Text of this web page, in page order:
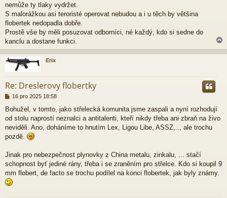
e
k
nemůže ty tlaky vydržet.
S malorážkou asi teroristé operovat nebudou a i u těch by většina
flobertek nedopadla dobře.
Prostě vše by měli posuzovat odborníci, né každý, kdo si sedne do
kanclu a dostane funkci.
a
h
Erix
Re: Dreslerovy flobertky
P
í
s
p
k
16 pro 2025 18:58
Bohužel, v tomto, jako střelecká komunita jsme zaspali a nyní rozhodují
od stolu naprostí neznalci a antitalenti, kteří nikdy třeba ani zbraň na živo
neviděli. Ano, doháníme to hnutím Lex, Ligou Libe, ASSZ,.., ale trochu
pozdě.
Jinak pro nebezpečnost plynovky z China metalu, zinkalu, ... stačí
schopnost byť jediné rány, třeba i se zraněním pro střelce. Kdo si koupil 9
mm flobert, de facto se trochu podílel na konci flobertek, jak byly známy.